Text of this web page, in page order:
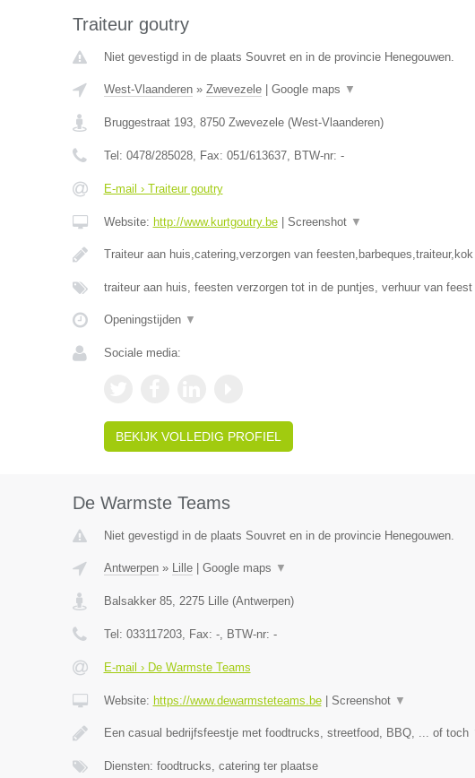
Traiteur goutry
Niet gevestigd in de plaats Souvret en in de provincie Henegouwen.
West-Vlaanderen» Zwevezele| Google maps ▼
Bruggestraat 193, 8750 Zwevezele(West-Vlaanderen)
Tel: 0478/285028, Fax: 051/613637, BTW-nr: -
E-mail › Traiteur goutry
Website: http://www.kurtgoutry.be| Screenshot ▼
Traiteur aan huis,catering,verzorgen van
traiteur aan huis, feesten verzorgen tot in de puntjes, verhuur van feest
Openingstijden ▼
Sociale media:
BEKIJK VOLLEDIG PROFIEL
De Warmste Teams
Niet gevestigd in de plaats Souvret en in de provincie Henegouwen.
Antwerpen» Lille| Google maps ▼
Balsakker 85, 2275 Lille(Antwerpen)
Tel: 033117203, Fax: -, BTW-nr: -
E-mail › De Warmste Teams
Website: https://www.dewarmsteteams.be| Screenshot ▼
Een casual bedrijfsfeestje met foodtrucks, streetfood, BBQ, ... of toch
Diensten: foodtrucks, catering ter plaatse